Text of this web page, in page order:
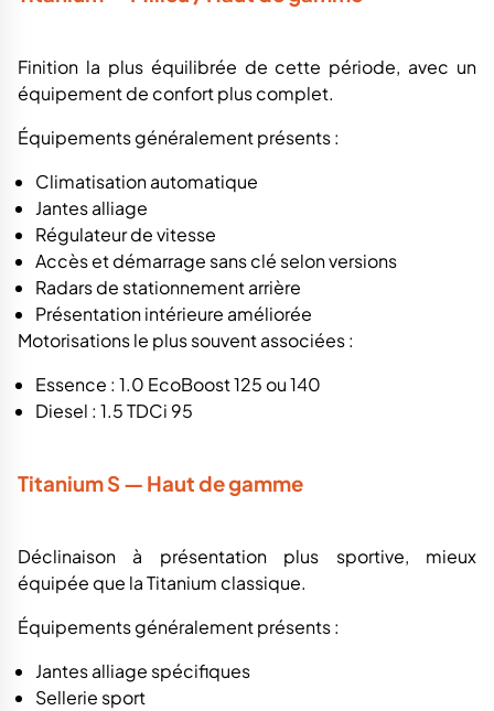
Finition la plus équilibrée de cette période, avec un
équipement de confort plus complet.
Équipements généralement présents :
Climatisation automatique
Jantes alliage
Régulateur de vitesse
Accès et démarrage sans clé selon versions
Radars de stationnement arrière
Présentation intérieure améliorée
Motorisations le plus souvent associées :
Essence : 1.0 EcoBoost 125 ou 140
Diesel : 1.5 TDCi 95
Titanium S — Haut de gamme
Déclinaison à présentation plus sportive, mieux
équipée que la Titanium classique.
Équipements généralement présents :
Jantes alliage spécifiques
Sellerie sport